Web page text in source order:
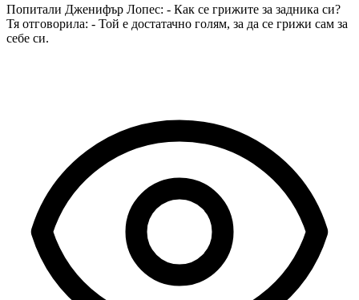
Попитали Дженифър Лопес: - Как се грижите за задника си?
Тя отговорила: - Той е достатачно голям, за да се грижи сам за
себе си.